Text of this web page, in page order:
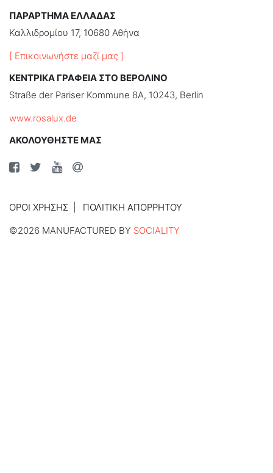
ΠΑΡΑΡΤΗΜΑ ΕΛΛΑΔΑΣ
Καλλιδρομίου 17, 10680 Αθήνα
[ Επικοινωνήστε μαζί μας ]
ΚΕΝΤΡΙΚΑ ΓΡΑΦΕΙΑ ΣΤΟ ΒΕΡΟΛΙΝΟ
Straße der Pariser Kommune 8A, 10243, Berlin
www.rosalux.de
ΑΚΟΛΟΥΘΗΣΤΕ ΜΑΣ
ΌΡΟΙ ΧΡΉΣΗΣ
ΠΟΛΙΤΙΚΉ ΑΠΟΡΡΉΤΟΥ
©2026 MANUFACTURED BY SOCIALITY